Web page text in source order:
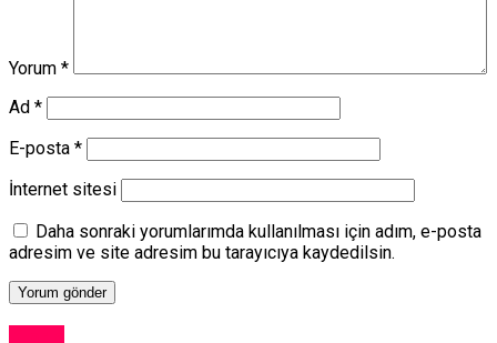
Yorum *
Ad *
E-posta *
İnternet sitesi
Daha sonraki yorumlarımda kullanılması için adım, e-posta
adresim ve site adresim bu tarayıcıya kaydedilsin.